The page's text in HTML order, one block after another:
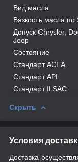
Вид масла
Вязкость масла по
Допуск Chrysler,
Jeep
Состояние
Стандарт ACEA
Стандарт API
Стандарт ILSAC
Скрыть
Условия
Доставка